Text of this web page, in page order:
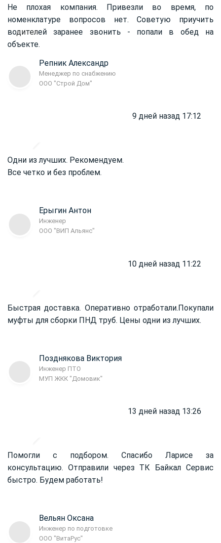
Не плохая компания. Привезли во время, по
номенклатуре вопросов нет. Советую приучить
водителей заранее звонить - попали в обед на
объекте.
Репник Александр
Менеджер по снабжению
ООО "Строй Дом"
9 дней назад 17:12
Одни из лучших. Рекомендуем.
Все четко и без проблем.
Ерыгин Антон
Инженер
ООО "ВИП Альянс"
10 дней назад 11:22
Быстрая доставка. Оперативно отработали.Покупали
муфты для сборки ПНД труб. Цены одни из лучших.
Позднякова Виктория
Инженер ПТО
МУП ЖКК "Домовик"
13 дней назад 13:26
Помогли с подбором. Спасибо Ларисе за
консультацию. Отправили через ТК Байкал Сервис
быстро. Будем работать!
Вельян Оксана
Инженер по подготовке
ООО "ВитаРус"